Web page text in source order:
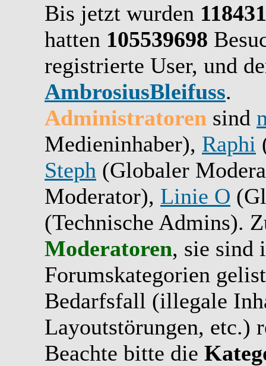
Bis jetzt wurden 118431
hatten 105539698
registrierte User, und
AmbrosiusBleifuss.
Administratoren sind
Medieninhaber), Raphi
Steph (Globaler
Moderator), Linie O
(Technische Admins).
Moderatoren, sie sind
Forumskategorien
Bedarfsfall (illegale
Layoutstörungen, etc.)
Beachte bitte die